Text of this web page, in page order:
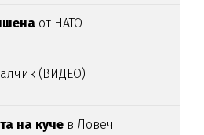
от НАТО
(ВИДЕО)
на куче в Ловеч